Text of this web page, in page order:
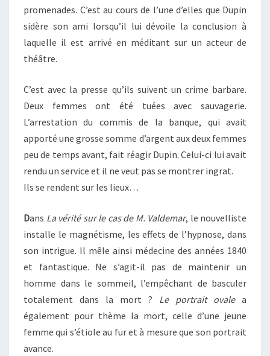
promenades. C’est au cours de l’une d’elles que Dupin
sidère son ami lorsqu’il lui dévoile la conclusion à
laquelle il est arrivé en méditant sur un acteur de
théâtre.
C’est avec la presse qu’ils suivent un crime barbare.
Deux femmes ont été tuées avec sauvagerie.
L’arrestation du commis de la banque, qui avait
apporté une grosse somme d’argent aux deux femmes
peu de temps avant, fait réagir Dupin. Celui-ci lui avait
rendu un service et il ne veut pas se montrer ingrat.
Ils se rendent sur les lieux…
Dans La vérité sur le cas de M. Valdemar, le nouvelliste
installe le magnétisme, les effets de l’hypnose, dans
son intrigue. Il mêle ainsi médecine des années 1840
et fantastique. Ne s’agit-il pas de maintenir un
homme dans le sommeil, l’empêchant de basculer
totalement dans la mort ? Le portrait ovalea
également pour thème la mort, celle d’une jeune
femme qui s’étiole au fur et à mesure que son portrait
avance.